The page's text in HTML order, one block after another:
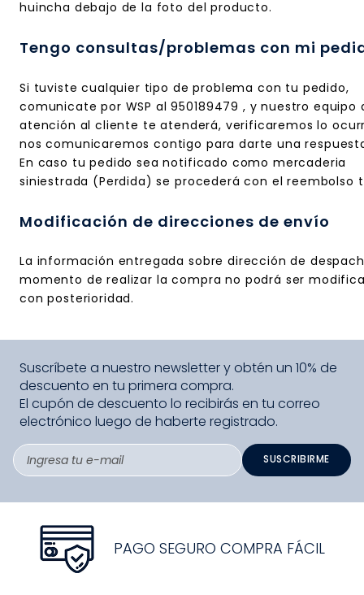
huincha debajo de la foto del producto.
Tengo consultas/problemas con mi
Si tuviste cualquier tipo de problema con tu pedido,
comunicate por WSP al 950189479 , y nuestro equipo
atención al cliente te atenderá, verificaremos lo
nos comunicaremos contigo para darte una
En caso tu pedido sea notificado como mercaderia
siniestrada (Perdida) se procederá con el reembolso
Modificación de direcciones de envío
La información entregada sobre dirección de
momento de realizar la compra no podrá ser
con posterioridad.
Suscríbete a nuestro newsletter y obtén un 10% de
descuento en tu primera compra.
El cupón de descuento lo recibirás en tu correo
electrónico luego de haberte registrado.
SUSCRIBIRME
PAGO SEGURO COMPRA FÁCIL